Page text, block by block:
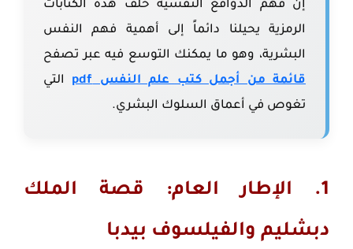
إن فهم الدوافع النفسية خلف هذه الكتابات
الرمزية يحيلنا دائماً إلى أهمية فهم النفس
البشرية، وهو ما يمكنك التوسع فيه عبر تصفح
قائمة من أجمل كتب علم النفس pdf
التي
تغوص في أعماق السلوك البشري.
1. الإطار العام: قصة الملك
دبشليم والفيلسوف بيدبا